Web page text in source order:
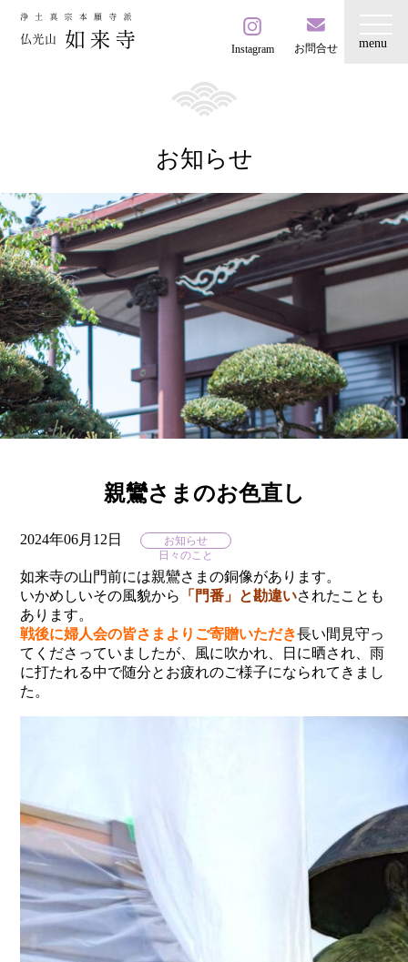
Instagram お問合せ
お知らせ
親鸞さまのお色直し
お知らせ
日々のこと
2024年06月12日
如来寺の山門前には親鸞さまの銅像があります。
いかめしいその風貌から
「門番」と勘違いされたことも
あります。
戦後に婦人会の皆さまよりご寄贈いただき長い間見守っ
てくださっていましたが、風に吹かれ、日に晒され、雨
に打たれる中で随分とお疲れのご様子になられてきまし
た。